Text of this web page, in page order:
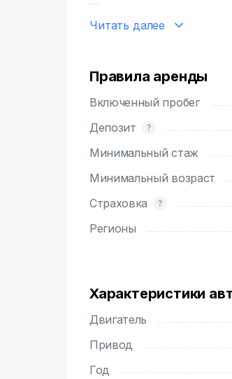
Доставка авто до
Выезд в другие города
Залог: 10 000.
виде.
Строго запрещено
Читать далее
Правила аренды
Включенный пробег
Депозит
Минимальный стаж
Минимальный возраст
Страховка
Регионы
Характеристики
Двигатель
Привод
Год